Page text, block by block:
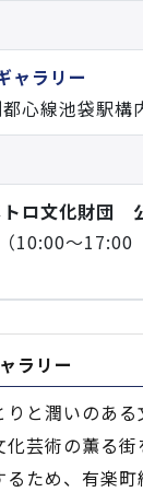
ャラリー
心線池袋駅構
トロ文化財団
10:00～17:00
ラリー
りと潤いのあ
芸術の薫る
るため、有楽